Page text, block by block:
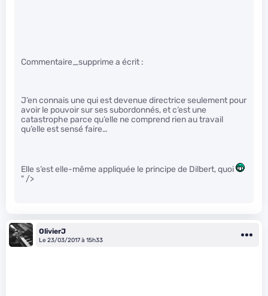
Commentaire_supprime a écrit :
J’en connais une qui est devenue directrice seulement pour
avoir le pouvoir sur ses subordonnés, et c’est une
catastrophe parce qu’elle ne comprend rien au travail
qu’elle est sensé faire…
Elle s’est elle-même appliquée le principe de Dilbert, quoi
" />
OlivierJ
Le 23/03/2017 à 15h33